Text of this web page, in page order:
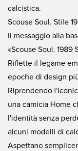
calcistica.
Scouse Soul. Stile
Il messaggio alla
«Scouse Soul. 1989
Riflette il legame
epoche di design
Riprendendo
una camicia Home
l'identità senza
alcuni modelli di
Aspettano